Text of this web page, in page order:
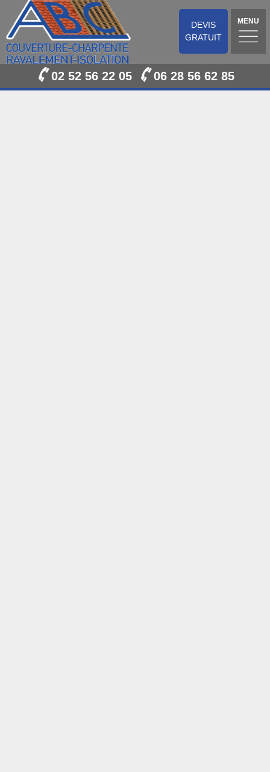
DEVIS
GRATUIT
MENU
02 52 56 22 05 06 28 56 62 85